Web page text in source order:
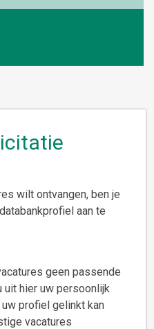
wilt ontvangen, ben je
aan te
geen passende
uit hier uw persoonlijk
profiel gelinkt kan
vacatures